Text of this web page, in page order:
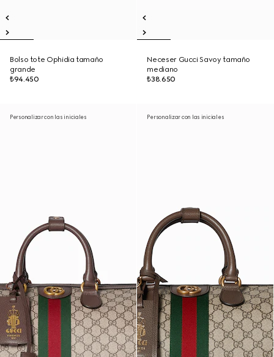
Bolso tote Ophidia tamaño
grande
₺94.450
Neceser Gucci Savoy tamaño
mediano
₺38.650
Personalizar con las iniciales Personalizar con las iniciales